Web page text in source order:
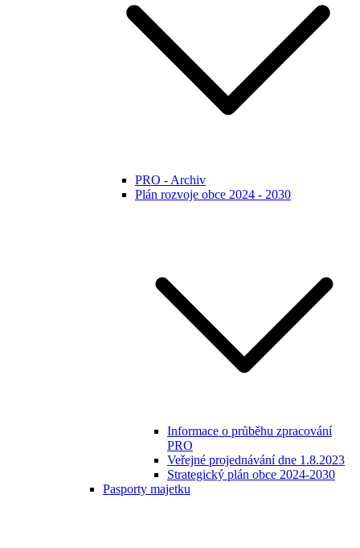
PRO - Archiv
Plán rozvoje obce 2024 - 2030
Informace o průběhu zpracování
PRO
Veřejné projednávání dne 1.8.2023
Strategický plán obce 2024-2030
Pasporty majetku